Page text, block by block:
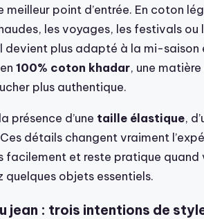
point d’entrée. En coton
les voyages, les festivals ou
plus adapté à la mi-saison
100% coton khadar, une
plus authentique.
présence d’une taille élastique,
détails changent vraiment
facilement et reste pratique quand
objets essentiels.
jean : trois intentions de